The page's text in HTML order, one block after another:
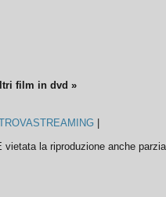
film in dvd »
la riproduzione anche